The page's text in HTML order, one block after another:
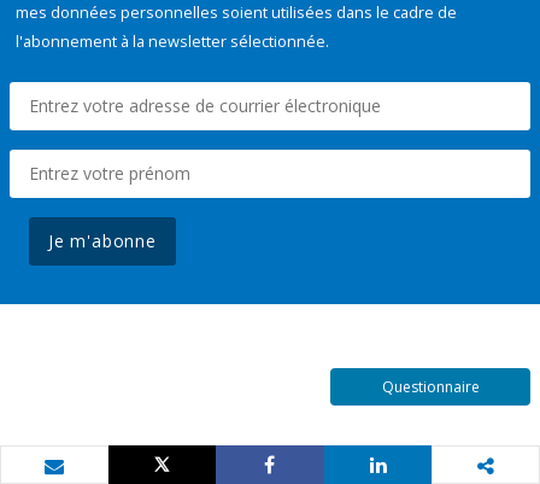
mes données personnelles soient utilisées dans le cadre de
l'abonnement à la newsletter sélectionnée.
Je m'abonne
Questionnaire